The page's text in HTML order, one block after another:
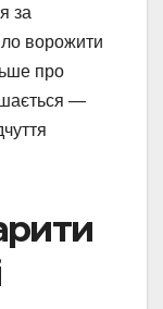
за
ворожити
про
—